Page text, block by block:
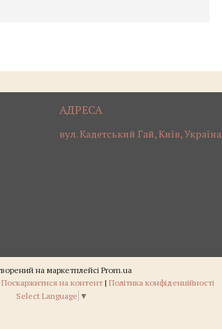
вул. Кадетський Гай, Київ, Україна
на маркетплейсі Prom.ua
Поскаржитися на контент | Політика конфіденційності
Select Language ▼